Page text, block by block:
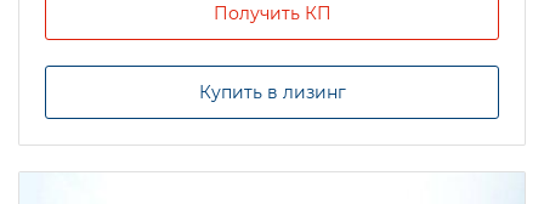
Получить КП
Купить в лизинг